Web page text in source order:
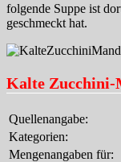
folgende Suppe ist
geschmeckt hat.
Kalte Zucchini-
Quellenangabe:
Kategorien:
Mengenangaben für: